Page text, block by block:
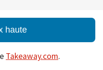
haute
Takeaway.com.